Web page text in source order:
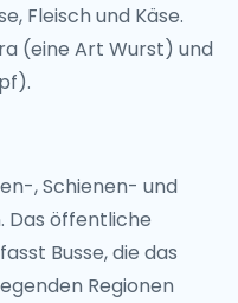
Fleisch und Käse.
(eine Art Wurst) und
, Schienen- und
Das öffentliche
Busse, die das
Regionen